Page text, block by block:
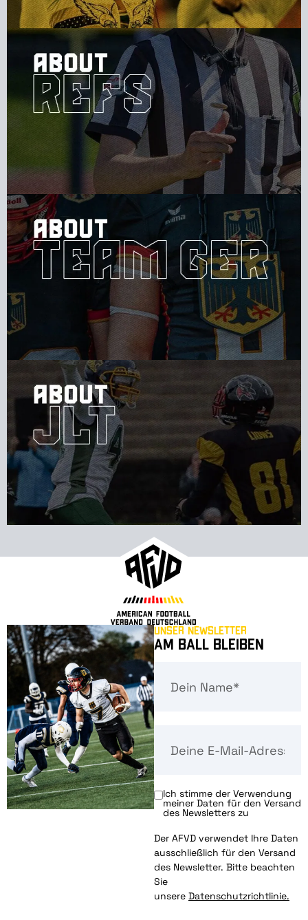
Unser Newsletter
Am Ball bleiben
Ich stimme der Verwendung
meiner Daten für den Versand
des Newsletters zu
Der AFVD verwendet Ihre Daten
ausschließlich für den Versand
des Newsletter. Bitte beachten
Sie
unsere Datenschutzrichtlinie.